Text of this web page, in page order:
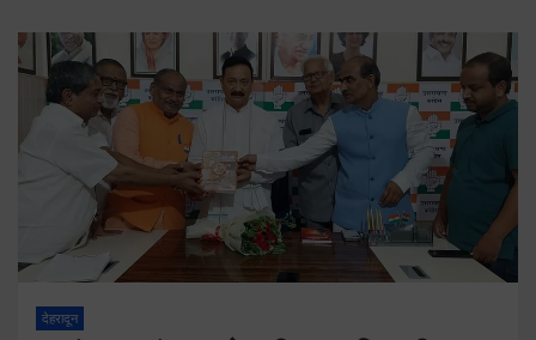
देहरादून